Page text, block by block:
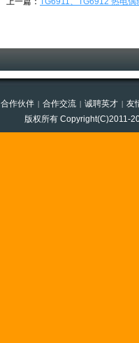
合作伙伴 | 合作交流 | 诚聘英才 | 友
版权所有 Copyright(C)2011-